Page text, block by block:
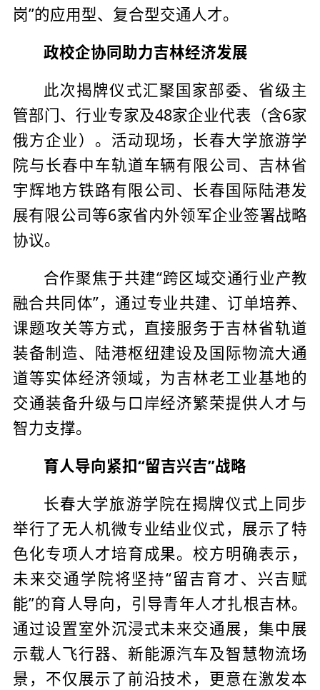
岗”的应用型、复合型交通人才。
政校企协同助力吉林经济发展
此次揭牌仪式汇聚国家部委、省级主
管部门、行业专家及48家企业代表（含6家
俄方企业）。活动现场，长春大学旅游学
院与长春中车轨道车辆有限公司、吉林省
宇辉地方铁路有限公司、长春国际陆港发
展有限公司等6家省内外领军企业签署战略
协议。
合作聚焦于共建“跨区域交通行业产教
融合共同体”，通过专业共建、订单培养、
课题攻关等方式，直接服务于吉林省轨道
装备制造、陆港枢纽建设及国际物流大通
道等实体经济领域，为吉林老工业基地的
交通装备升级与口岸经济繁荣提供人才与
智力支撑。
育人导向紧扣“留吉兴吉”战略
长春大学旅游学院在揭牌仪式上同步
举行了无人机微专业结业仪式，展示了特
色化专项人才培育成果。校方明确表示，
未来交通学院将坚持“留吉育才、兴吉赋
能”的育人导向，引导青年人才扎根吉林。
通过设置室外沉浸式未来交通展，集中展
示载人飞行器、新能源汽车及智慧物流场
景，不仅展示了前沿技术，更意在激发本